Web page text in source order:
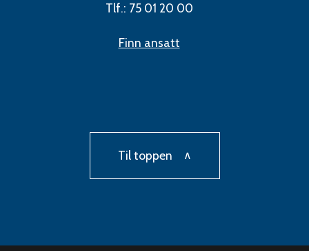
Tlf.: 75 01 20 00
Finn ansatt
Til toppen